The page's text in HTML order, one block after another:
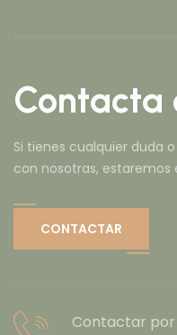
Contacta
Si tienes cualquier duda
con nosotras,
CONTACTAR
Contactar